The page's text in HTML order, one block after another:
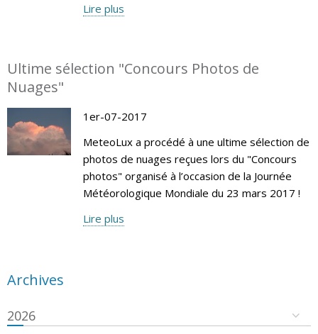
Lire plus
Ultime sélection "Concours Photos de
Nuages"
1er-07-2017
MeteoLux a procédé à une ultime sélection de
photos de nuages reçues lors du "Concours
photos" organisé à l’occasion de la Journée
Météorologique Mondiale du 23 mars 2017 !
Lire plus
Archives
2026